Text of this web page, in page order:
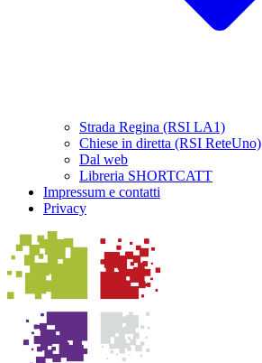
Strada Regina (RSI LA1)
Chiese in diretta (RSI ReteUno)
Dal web
Libreria SHORTCATT
Impressum e contatti
Privacy